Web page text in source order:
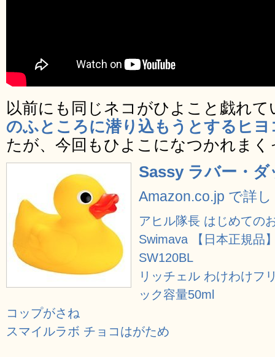
以前にも同じネコがひよこと戯れて
のふところに潜り込もうとするヒヨ
たが、今回もひよこになつかれまく
Sassy ラバー・ダ
Amazon.co.jp で詳
アヒル隊長 はじめての
Swimava 【日本正規品
SW120BL
リッチェル わけわけフ
ック容量50ml
コップがさね
スマイルラボ チョコはがため